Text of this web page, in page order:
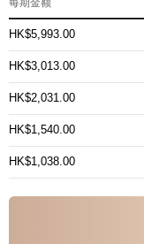
每期金额
HK$5,993.00
HK$3,013.00
HK$2,031.00
HK$1,540.00
HK$1,038.00